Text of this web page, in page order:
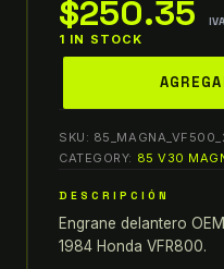
$250.35
1 IN STOCK
interceptor
1984
1985
v30
SKU:
CATEGORY: 85 V30
DESCRIPCIÓN
Engrane delantero
1984 Honda VFR800.